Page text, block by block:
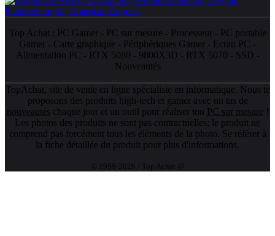
Top Achat : PC Gamer- PC sur mesure - Processeur- PC portable
Gamer - Carte graphique - Périphériques Gamer - Ecran PC -
Alimentation PC - RTX 5080 - 9800X3D - RTX 5070 - SSD -
Nouveautés
TopAchat, site de vente en ligne spécialiste en informatique. Nous te
proposons des produits high-tech et gamer avec un tas de
nouveautés chaque jour et un outil pour réaliser ton PC sur mesure !
Les photos des produits ne sont pas contractuelles; le produit ne
comprend pas forcément tous les éléments de la photo. Se référer à
la fiche détaillée du produit pour plus d'informations.
© 1999-2026 / Top Achat @